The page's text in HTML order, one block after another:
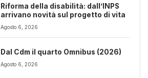
Riforma della disabilità: dall’INPS
arrivano novità sul progetto di vita
Agosto 6, 2026
Dal Cdm il quarto Omnibus (2026)
Agosto 6, 2026